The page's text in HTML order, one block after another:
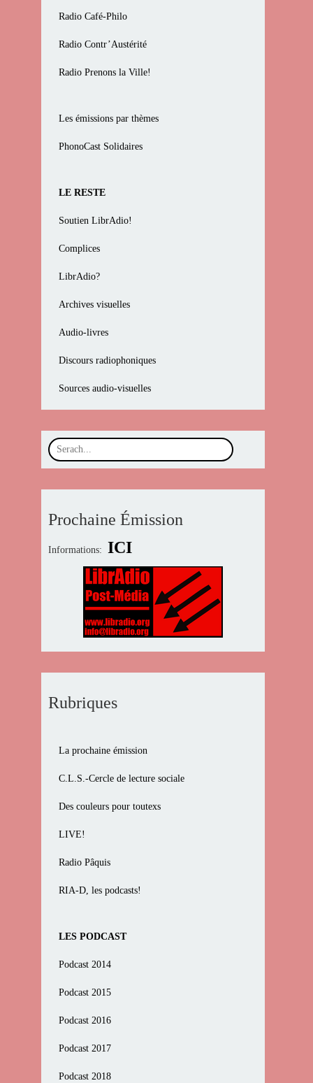
Radio Café-Philo
Radio Contr’Austérité
Radio Prenons la Ville!
Les émissions par thèmes
PhonoCast Solidaires
LE RESTE
Soutien LibrAdio!
Complices
LibrAdio?
Archives visuelles
Audio-livres
Discours radiophoniques
Sources audio-visuelles
Prochaine Émission
Informations: ICI
Rubriques
La prochaine émission
C.L.S.-Cercle de lecture sociale
Des couleurs pour toutexs
LIVE!
Radio Pâquis
RIA-D, les podcasts!
LES PODCAST
Podcast 2014
Podcast 2015
Podcast 2016
Podcast 2017
Podcast 2018